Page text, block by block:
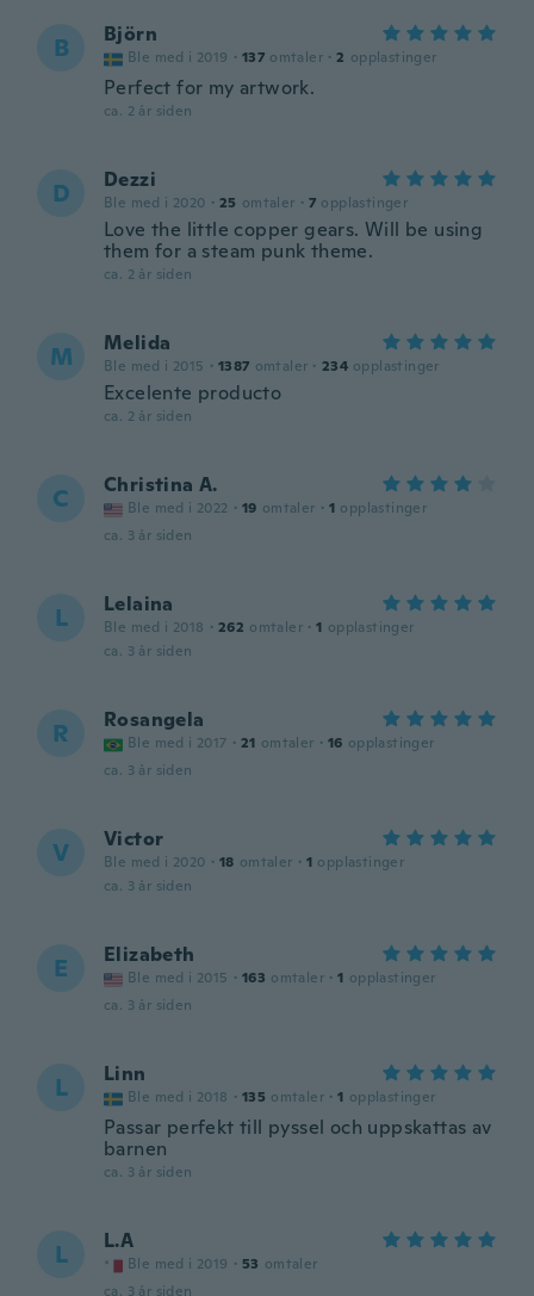
B Björn
Ble med i 2019 · 137 omtaler · 2 opplastinger
Perfect for my artwork.
ca. 2 år siden
D Dezzi
Ble med i 2020 · 25 omtaler · 7 opplastinger
Love the little copper gears. Will be using
them for a steam punk theme.
ca. 2 år siden
M Melida
Ble med i 2015 · 1387 omtaler · 234 opplastinger
Excelente producto
ca. 2 år siden
C Christina A.
Ble med i 2022 · 19 omtaler · 1 opplastinger
ca. 3 år siden
L Lelaina
Ble med i 2018 · 262 omtaler · 1 opplastinger
ca. 3 år siden
R Rosangela
Ble med i 2017 · 21 omtaler · 16 opplastinger
ca. 3 år siden
V Victor
Ble med i 2020 · 18 omtaler · 1 opplastinger
ca. 3 år siden
E Elizabeth
Ble med i 2015 · 163 omtaler · 1 opplastinger
ca. 3 år siden
L Linn
Ble med i 2018 · 135 omtaler · 1 opplastinger
Passar perfekt till pyssel och uppskattas av
barnen
ca. 3 år siden
L L.A
Ble med i 2019 · 53 omtaler
ca. 3 år siden